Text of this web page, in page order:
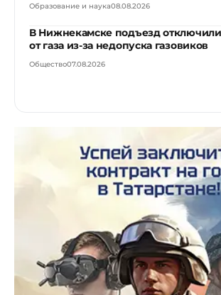
Образование и наука08.08.2026
В Нижнекамске подъезд отключили
от газа из-за недопуска газовиков
Общество07.08.2026